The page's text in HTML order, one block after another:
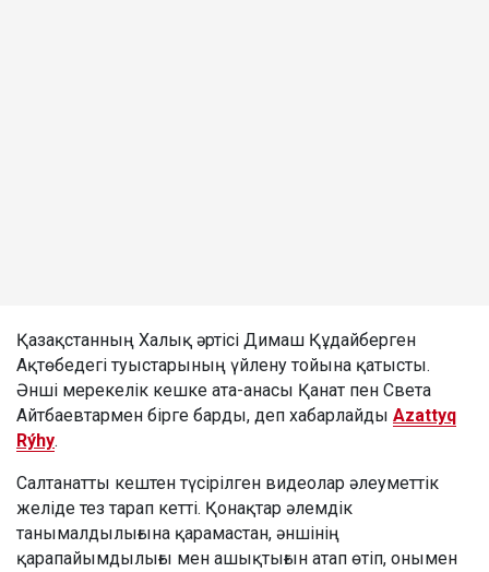
Қазақстанның Халық әртісі Димаш Құдайберген
Ақтөбедегі туыстарының үйлену тойына қатысты.
Әнші мерекелік кешке ата-анасы Қанат пен Света
Айтбаевтармен бірге барды, деп хабарлайды Azattyq
Rýhy.
Салтанатты кештен түсірілген видеолар әлеуметтік
желіде тез тарап кетті. Қонақтар әлемдік
танымалдылығына қарамастан, әншінің
қарапайымдылығы мен ашықтығын атап өтіп, онымен